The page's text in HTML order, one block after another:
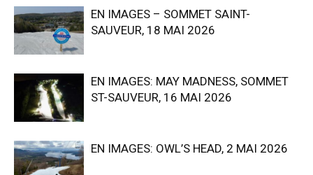
EN IMAGES – SOMMET SAINT-
SAUVEUR, 18 MAI 2026
EN IMAGES: MAY MADNESS, SOMMET
ST-SAUVEUR, 16 MAI 2026
EN IMAGES: OWL’S HEAD, 2 MAI 2026